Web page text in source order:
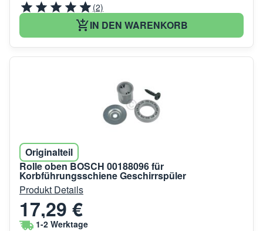
(2)
IN DEN WARENKORB
Originalteil
Rolle oben BOSCH 00188096 für
Korbführungsschiene Geschirrspüler
Produkt Details
17,29 €
1-2 Werktage